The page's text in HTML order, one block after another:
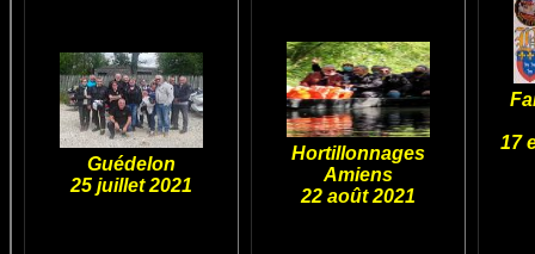
Guédelon
25 juillet 2021
Hortillonnages
Amiens
22 août 2021
17